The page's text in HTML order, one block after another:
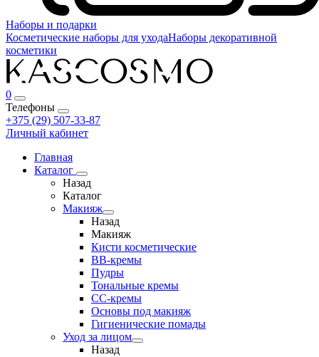
Наборы и подарки
Косметические наборы для уходаНаборы декоративной
косметики
0
Телефоны
+375 (29) 507-33-87
Личный кабинет
Главная
Каталог
Назад
Каталог
Макияж
Назад
Макияж
Кисти косметические
BB-кремы
Пудры
Тональные кремы
CC-кремы
Основы под макияж
Гигиенические помады
Уход за лицом
Назад